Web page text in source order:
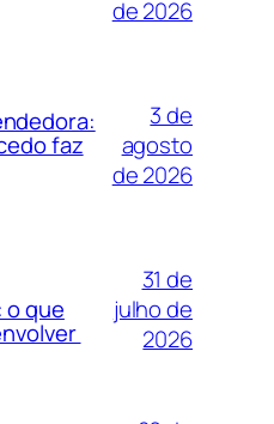
de 2026
faz
3 de
agosto
de 2026
que
31 de
julho de
2026